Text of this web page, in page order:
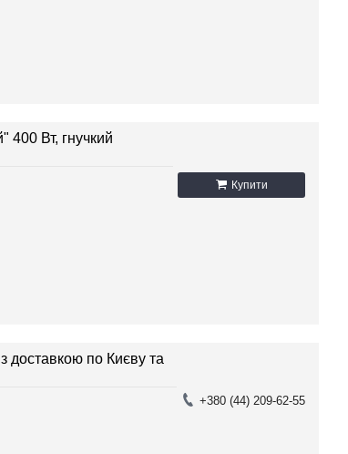
Купити
400 Вт, гнучкий
+380 (44) 209-62-55
доставкою по Києву та